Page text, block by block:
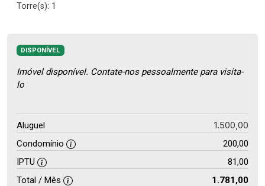
Torre(s): 1
DISPONÍVEL
Imóvel disponível. Contate-nos pessoalmente para visita-
lo
Aluguel 1.500,00
Condomínio
200,00
IPTU
81,00
Total / Mês
1.781,00